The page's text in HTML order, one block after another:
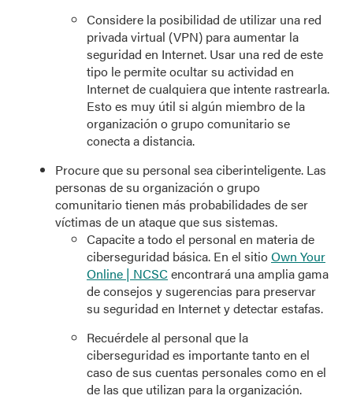
Considere la posibilidad de utilizar una red
privada virtual (VPN) para aumentar la
seguridad en Internet. Usar una red de este
tipo le permite ocultar su actividad en
Internet de cualquiera que intente rastrearla.
Esto es muy útil si algún miembro de la
organización o grupo comunitario se
conecta a distancia.
Procure que su personal sea ciberinteligente. Las
personas de su organización o grupo
comunitario tienen más probabilidades de ser
víctimas de un ataque que sus sistemas.
Capacite a todo el personal en materia de
ciberseguridad básica. En el sitioOwn Your
Online | NCSC encontrará una amplia gama
de consejos y sugerencias para preservar
su seguridad en Internet y detectar estafas.
Recuérdele al personal que la
ciberseguridad es importante tanto en el
caso de sus cuentas personales como en el
de las que utilizan para la organización.